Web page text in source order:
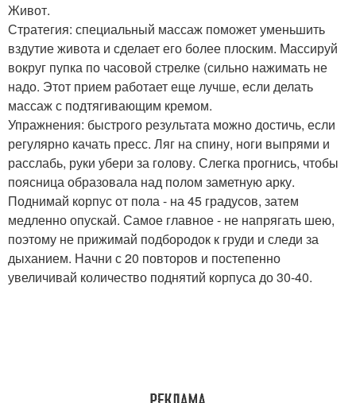
Живот.
Стратегия: специальный массаж поможет уменьшить
вздутие живота и сделает его более плоским. Массируй
вокруг пупка по часовой стрелке (сильно нажимать не
надо. Этот прием работает еще лучше, если делать
массаж с подтягивающим кремом.
Упражнения: быстрого результата можно достичь, если
регулярно качать пресс. Ляг на спину, ноги выпрями и
расслабь, руки убери за голову. Слегка прогнись, чтобы
поясница образовала над полом заметную арку.
Поднимай корпус от пола - на 45 градусов, затем
медленно опускай. Самое главное - не напрягать шею,
поэтому не прижимай подбородок к груди и следи за
дыханием. Начни с 20 повторов и постепенно
увеличивай количество поднятий корпуса до 30-40.